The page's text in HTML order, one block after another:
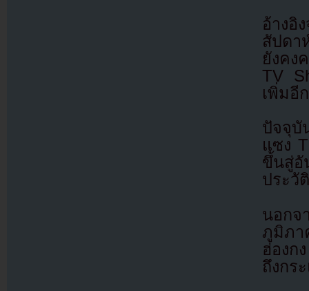
อ้างอิ
สัปดา
ยังคง
TV
เพิ่มอี
ปัจจุบั
แซง
ขึ้นสู่อั
ประวั
นอกจ
ภูมิภ
ฮ่องก
ถึงกร